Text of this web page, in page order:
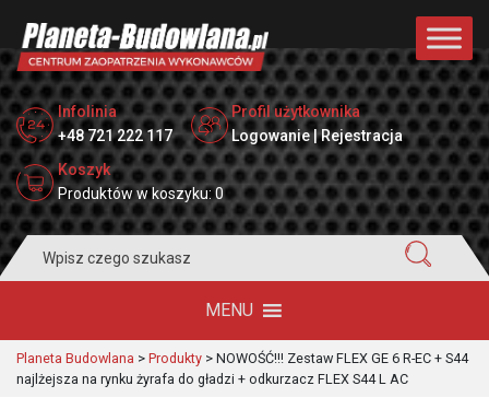
Infolinia
+48 721 222 117
Profil użytkownika
Logowanie | Rejestracja
Koszyk
Produktów w koszyku: 0
for:
MENU
Planeta Budowlana > Produkty > NOWOŚĆ!!! Zestaw FLEX GE 6 R-EC + S44
najlżejsza na rynku żyrafa do gładzi + odkurzacz FLEX S44 L AC